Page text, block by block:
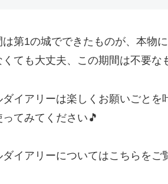
は第1の城でできたものが、本物
ても大丈夫、この期間は不要な
ダイアリーは楽しくお願いごと
てみてください🎵
ダイアリーについてはこちらをご